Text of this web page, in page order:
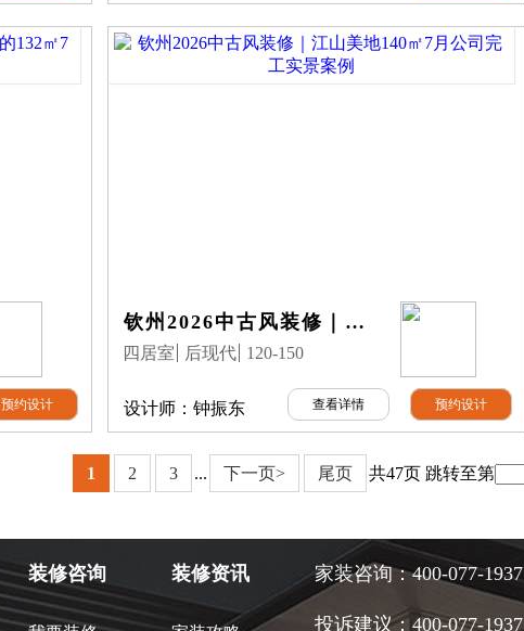
预约设计
钦州2026中古风装修｜江山美地140㎡7月公司完工实景案例
四居室 后现代 120-150
设计师： 钟振东 查看详情 预约设计
1 2 3 ... 下一页> 尾页 共47页 跳转至第
装修咨询 装修资讯 家装咨询：400-077-1937
投诉建议：400-077-1937